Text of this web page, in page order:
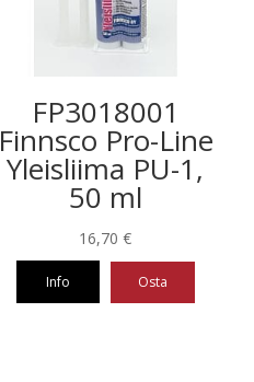
FP3018001
Finnsco Pro-Line
Yleisliima PU-1,
50 ml
16,70€
Info Osta